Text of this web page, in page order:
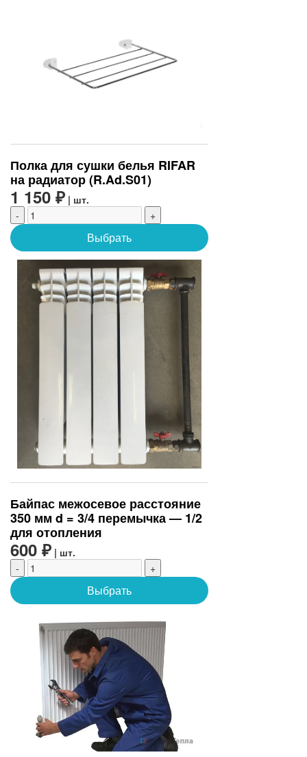
Полка для сушки белья RIFAR
на радиатор (R.Ad.S01)
1 150 ₽ | шт.
-
+
Выбрать
Байпас межосевое расстояние
350 мм d = 3/4 перемычка — 1/2
для отопления
600 ₽ | шт.
-
+
Выбрать